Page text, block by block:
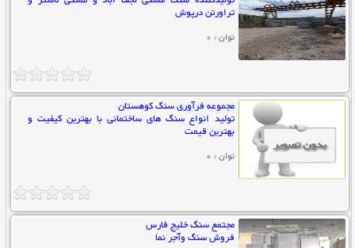
تراورتن درپوش
توان : 0
مجموعه فرآوری سنگ کوهستان
تولید انواع سنگ های ساختمانی با بهترین کیفیت و
بهترین قیمت
توان : 0
مجتمع سنگ خلیج فارس
فروش سنگ وآجر نما